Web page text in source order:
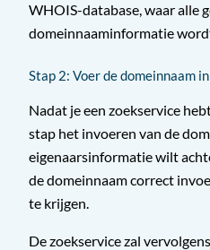
WHOIS-database, waar alle
domeinnaaminformatie
Stap 2: Voer de domeinnaam in
Nadat je een zoekservice
stap het invoeren van de
eigenaarsinformatie wilt
de domeinnaam correct
te krijgen.
De zoekservice zal